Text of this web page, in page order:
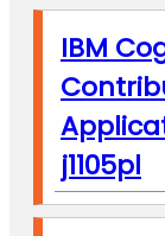
IBM
j1105pl